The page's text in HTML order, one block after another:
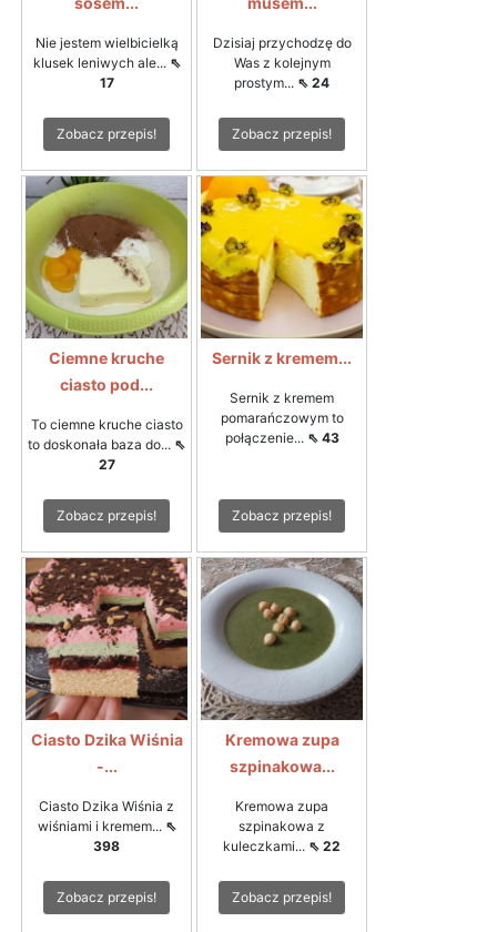
Nie jestem wielbicielką
klusek leniwych ale... ⇖
17
Zobacz przepis!
Dzisiaj przychodzę do
Was z kolejnym
prostym... ⇖ 24
Zobacz przepis!
Ciemne kruche
ciasto pod...
To ciemne kruche ciasto
to doskonała baza do... ⇖
27
Zobacz przepis!
Sernik z kremem...
Sernik z kremem
pomarańczowym to
połączenie... ⇖ 43
Zobacz przepis!
Ciasto Dzika Wiśnia
-...
Ciasto Dzika Wiśnia z
wiśniami i kremem... ⇖
398
Zobacz przepis!
Kremowa zupa
szpinakowa...
Kremowa zupa
szpinakowa z
kuleczkami... ⇖ 22
Zobacz przepis!